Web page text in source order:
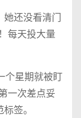
她还没看清门
每天投大量
个星期就被盯
一次差点妥
签。